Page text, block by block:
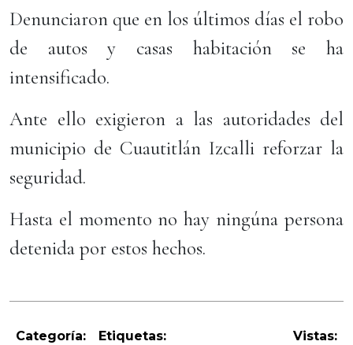
Denunciaron que en los últimos días el robo
de autos y casas habitación se ha
intensificado.
Ante ello exigieron a las autoridades del
municipio de Cuautitlán Izcalli reforzar la
seguridad.
Hasta el momento no hay ningúna persona
detenida por estos hechos.
Categoría:
Etiquetas: Vistas: